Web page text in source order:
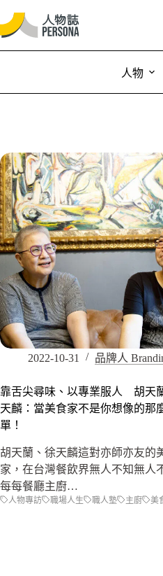
人物
2022-10-31 品牌人
靠舌尖尋味、以專業服人 胡天
天麟：當美食家不是你想像的那
單！
胡天蘭、徐天麟這對亦師亦友的
家，在台灣餐飲界無人不知無人
每每餐廳主廚…
人物專訪 職場人生 職人塾 主廚 美